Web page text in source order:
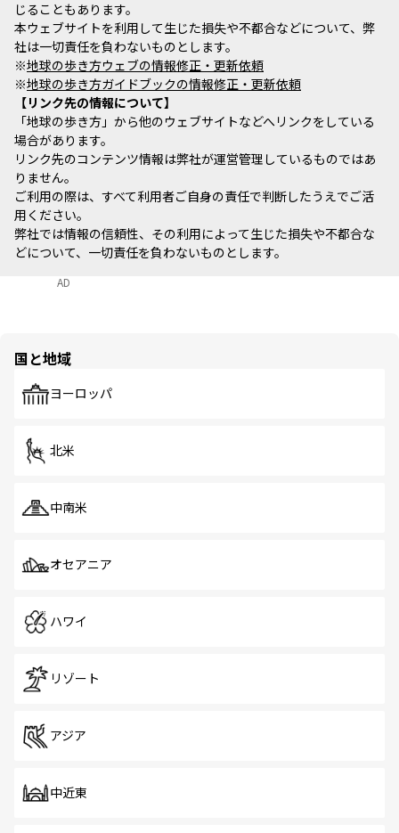
じることもあります。
本ウェブサイトを利用して生じた損失や不都合などについて、弊
社は一切責任を負わないものとします。
※地球の歩き方ウェブの情報修正・更新依頼
※地球の歩き方ガイドブックの情報修正・更新依頼
リンク先の情報について
「地球の歩き方」から他のウェブサイトなどへリンクをしている
場合があります。
リンク先のコンテンツ情報は弊社が運営管理しているものではあ
りません。
ご利用の際は、すべて利用者ご自身の責任で判断したうえでご活
用ください。
弊社では情報の信頼性、その利用によって生じた損失や不都合な
どについて、一切責任を負わないものとします。
AD
国と地域
ヨーロッパ
北米
中南米
オセアニア
ハワイ
リゾート
アジア
中近東